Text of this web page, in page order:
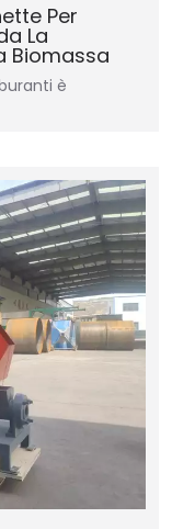
Per
La
Biomassa
è